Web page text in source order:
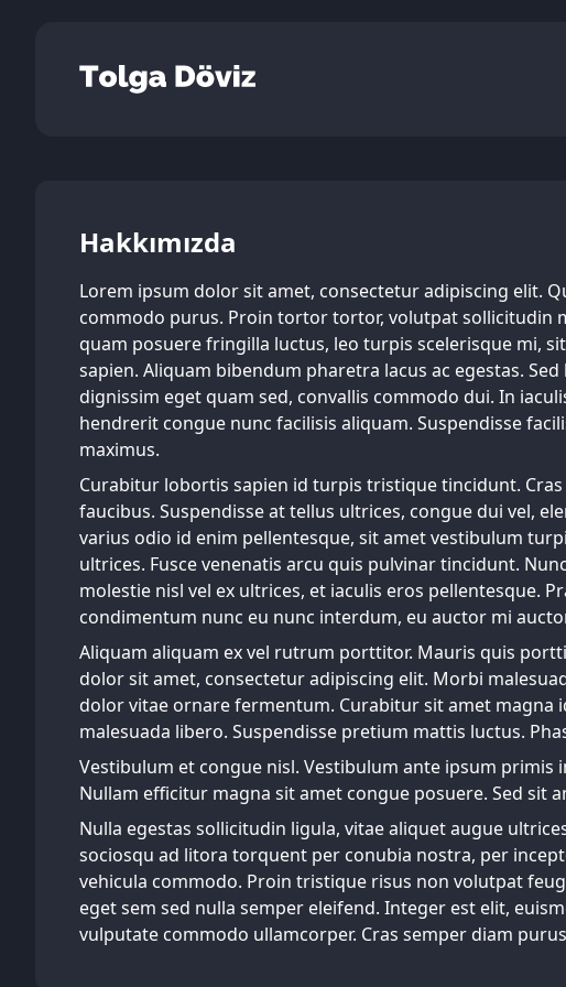
Hakkımızda
Lorem ipsum dolor sit amet, consectetur adipiscing elit.
commodo purus. Proin tortor tortor, volutpat sollicitudin
quam posuere fringilla luctus, leo turpis scelerisque mi,
sapien. Aliquam bibendum pharetra lacus ac egestas.
dignissim eget quam sed, convallis commodo dui. In
hendrerit congue nunc facilisis aliquam. Suspendisse
maximus.
Curabitur lobortis sapien id turpis tristique tincidunt.
faucibus. Suspendisse at tellus ultrices, congue dui vel,
varius odio id enim pellentesque, sit amet vestibulum
ultrices. Fusce venenatis arcu quis pulvinar tincidunt.
molestie nisl vel ex ultrices, et iaculis eros pellentesque.
condimentum nunc eu nunc interdum, eu auctor mi
Aliquam aliquam ex vel rutrum porttitor. Mauris quis
dolor sit amet, consectetur adipiscing elit. Morbi
dolor vitae ornare fermentum. Curabitur sit amet magna
malesuada libero. Suspendisse pretium mattis luctus.
Vestibulum et congue nisl. Vestibulum ante ipsum
Nullam efficitur magna sit amet congue posuere. Sed sit
Nulla egestas sollicitudin ligula, vitae aliquet augue
sociosqu ad litora torquent per conubia nostra, per
vehicula commodo. Proin tristique risus non volutpat
eget sem sed nulla semper eleifend. Integer est elit,
vulputate commodo ullamcorper. Cras semper diam